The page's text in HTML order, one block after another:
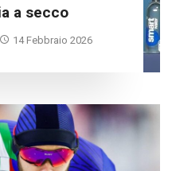
a secco
14 Febbraio 2026